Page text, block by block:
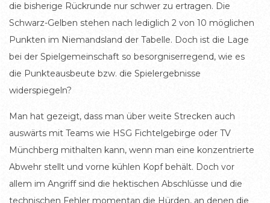
die bisherige Rückrunde nur schwer zu ertragen. Die
Schwarz-Gelben stehen nach lediglich 2 von 10 möglichen
Punkten im Niemandsland der Tabelle. Doch ist die Lage
bei der Spielgemeinschaft so besorgniserregend, wie es
die Punkteausbeute bzw. die Spielergebnisse
widerspiegeln?
Man hat gezeigt, dass man über weite Strecken auch
auswärts mit Teams wie HSG Fichtelgebirge oder TV
Münchberg mithalten kann, wenn man eine konzentrierte
Abwehr stellt und vorne kühlen Kopf behält. Doch vor
allem im Angriff sind die hektischen Abschlüsse und die
technischen Fehler momentan die Hürden, an denen die